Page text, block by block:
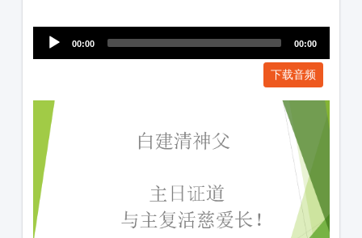
Player
00:00 00:00
下载音频